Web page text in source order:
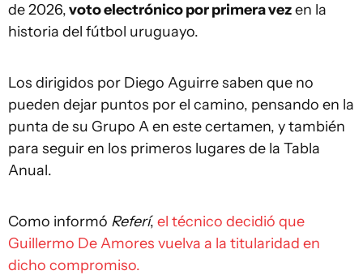
de 2026,voto electrónico por primera vezen la
historia del fútbol uruguayo.
Los dirigidos por Diego Aguirre saben que no
pueden dejar puntos por el camino, pensando en la
punta de su Grupo A en este certamen, y también
para seguir en los primeros lugares de la Tabla
Anual.
Como informó Referí, el técnico decidió que
Guillermo De Amores vuelva a la titularidad en
dicho compromiso.